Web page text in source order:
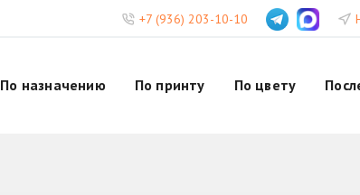
+7 (936) 203-10-10
По назначению По принту По цвету